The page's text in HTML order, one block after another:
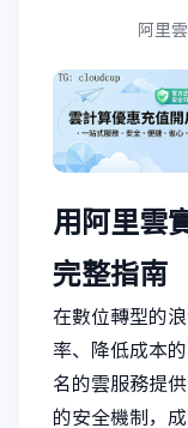
阿里
用阿里雲
完整指南
在數位轉型的
率、降低成本
名的雲服務提
的安全機制，